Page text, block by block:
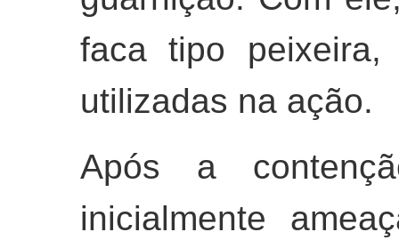
faca tipo
utilizadas na ação.
Após a
inicialmente